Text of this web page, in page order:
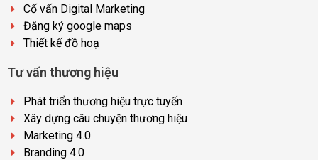
Cố vấn Digital Marketing
Đăng ký google maps
Thiết kế đồ hoạ
Tư vấn thương hiệu
Phát triển thương hiệu trực tuyến
Xây dựng câu chuyện thương hiệu
Marketing 4.0
Branding 4.0